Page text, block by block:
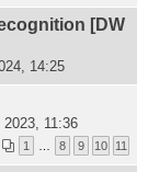
[DW
14:25
2023, 11:36
1 8 9 10 11